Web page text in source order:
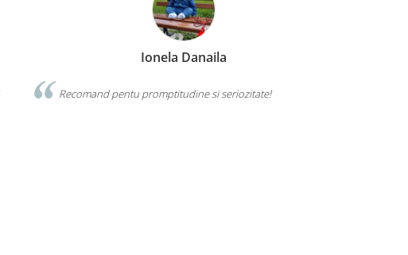
Ionela Danaila
Recomand pentu promptitudine si seriozitate!